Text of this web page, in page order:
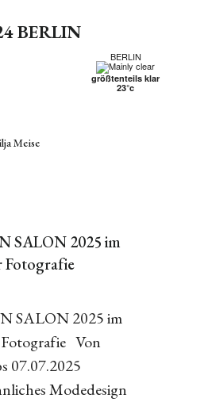
BERLIN
größtenteils klar
23°c
Meise
SALON 2025 im
SALON 2025 im
Von
07.07.2025
Modedesign